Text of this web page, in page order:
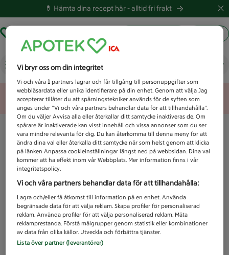
💊 Hämta dina recept här -alltid fri frakt
Vad letar du efter idag?
Unknown error
Vi bryr oss om din integritet
Vi och våra1 partners lagrar och får tillgång till personuppgifter som
webbläsardata eller unika identifierare på din enhet. Genom att välja Jag
accepterar tillåter du att spårningstekniker används för de syften som
anges under ”Vi och våra partners behandlar data för att tillhandahålla”.
Om du väljer Avvisa alla eller återkallar ditt samtycke inaktiveras de. Om
spårare är inaktiverade kan visst innehåll och vissa annonser som du ser
vara mindre relevanta för dig. Du kan återkomma till denna meny för att
ändra dina val eller återkalla ditt samtycke när som helst genom att klicka
på länken Anpassa cookieinställningar längst ned på webbsidan. Dina val
kommer att ha effekt inom vår Webbplats. Mer information finns i vår
integritetspolicy.
Vi och våra partners behandlar data för att tillhandahålla:
Lagra och/eller få åtkomst till information på en enhet. Använda
begränsade data för att välja reklam. Skapa profiler för personaliserad
reklam. Använda profiler för att välja personaliserad reklam. Mäta
reklamprestanda. Förstå målgrupper genom statistik eller kombinationer
av data från olika källor. Utveckla och förbättra tjänster.
Lista över partner (leverantörer)